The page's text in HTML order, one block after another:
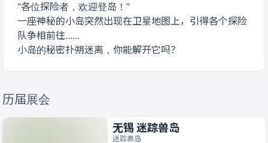
“各位探险者，欢迎登岛！”
一座神秘的小岛突然出现在卫星地图上，引得各个探险
队争相前往......
小岛的秘密扑朔迷离，你能解开它吗？
历届展会
无锡 迷踪兽岛
迷踪兽岛